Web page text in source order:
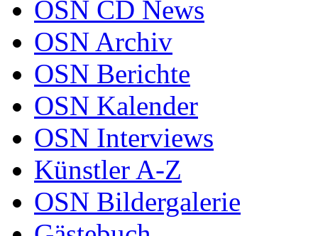
OSN CD News
OSN Archiv
OSN Berichte
OSN Kalender
OSN Interviews
Künstler A-Z
OSN Bildergalerie